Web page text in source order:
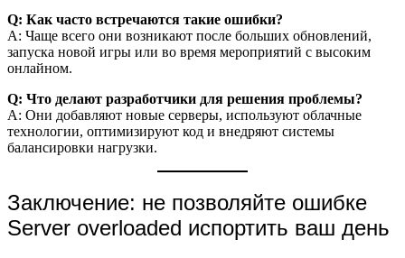
Q: Как часто встречаются такие ошибки?
A: Чаще всего они возникают после больших обновлений,
запуска новой игры или во время мероприятий с высоким
онлайном.
Q: Что делают разработчики для решения проблемы?
A: Они добавляют новые серверы, используют облачные
технологии, оптимизируют код и внедряют системы
балансировки нагрузки.
Заключение: не позволяйте ошибке
Server overloaded испортить ваш день